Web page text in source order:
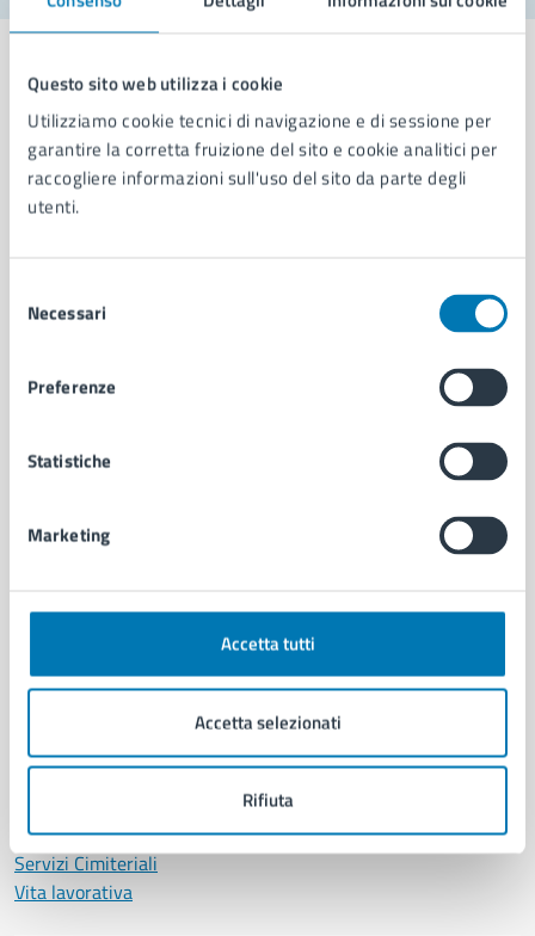
Questo sito web utilizza i cookie
Utilizziamo cookie tecnici di navigazione e di sessione per
garantire la corretta fruizione del sito e cookie analitici per
raccogliere informazioni sull'uso del sito da parte degli
utenti.
delNecessari
Preferenze
Statistiche
Marketing
Accetta tutti
Accetta selezionati
Rifiuta
Comune di Napoli
Municipalità
Enti e fondazioni
Politici
Documenti e dati
Ambiente
Cultura e tempo libero
Documenti e certificati
Educazione e formazione
Giustizia e sicurezza pubblica
Salute, benessere e assistenza
Servizi Cimiteriali
Vita lavorativa